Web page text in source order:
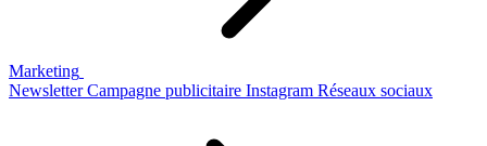
Marketing
Newsletter Campagne publicitaire Instagram Réseaux sociaux